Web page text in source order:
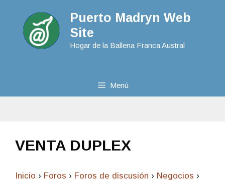
Puerto Madryn Web
Site
Hogar de la Ballena Franca Austral
Menú
VENTA DUPLEX
Inicio › Foros › Foros de discusión › Negocios ›